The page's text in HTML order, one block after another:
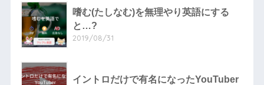
嗜む(たしなむ)を無理やり英語にする
と…?
2019/08/31
イントロだけで有名になったYouTuber